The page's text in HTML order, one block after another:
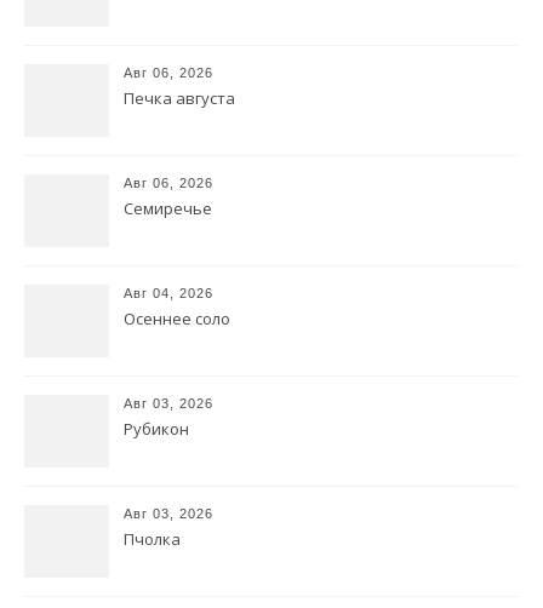
Авг 06, 2026
Печка августа
Авг 06, 2026
Семиречье
Авг 04, 2026
Осеннее соло
Авг 03, 2026
Рубикон
Авг 03, 2026
Пчолка